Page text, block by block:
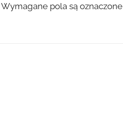
Wymagane pola są oznaczone